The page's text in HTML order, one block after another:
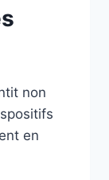
non
en